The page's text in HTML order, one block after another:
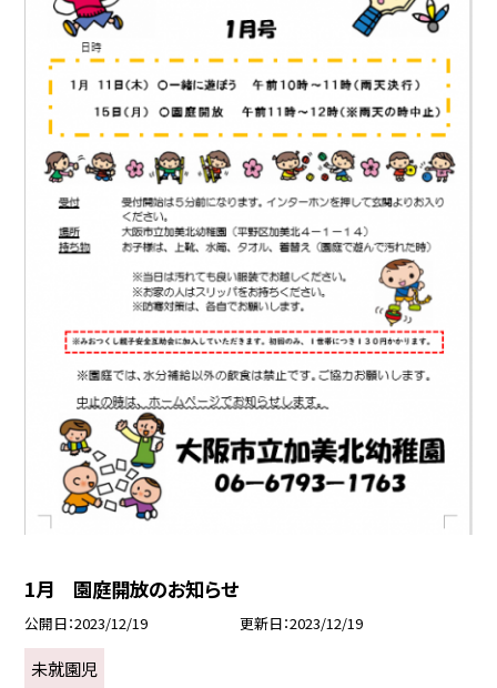
1月 園庭開放のお知らせ
公開日 2023/12/19 更新日 2023/12/19
未就園児